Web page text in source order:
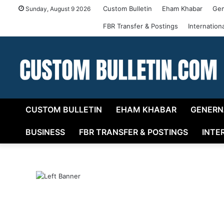
Sunday, August 9 2026 Custom Bulletin Eham Khabar
FBR Transfer & Postings
CUSTOM BULLETIN EHAM KHABAR
BUSINESS FBR TRANSFER & POSTINGS